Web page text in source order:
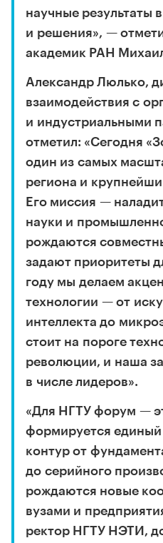
научные результаты
и решения», —
академик РАН
Александр Люлько,
взаимодействия с
и индустриальными
отметил: «Сегодня
один из самых
региона и
Его миссия —
науки и
рождаются
задают приоритеты
году мы делаем
технологии — от
интеллекта до
стоит на пороге
революции, и наша
в числе лидеров».
«Для НГТУ форум —
формируется единый
контур от
до серийного
рождаются новые
вузами и
ректор НГТУ НЭТИ,